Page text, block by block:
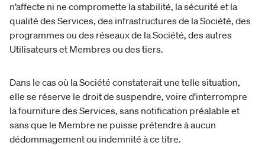
n’affecte ni ne compromette la stabilité, la sécurité et la
qualité des Services, des infrastructures de la Société, des
programmes ou des réseaux de la Société, des autres
Utilisateurs et Membres ou des tiers.
Dans le cas où la Société constaterait une telle situation,
elle se réserve le droit de suspendre, voire d’interrompre
la fourniture des Services, sans notification préalable et
sans que le Membre ne puisse prétendre à aucun
dédommagement ou indemnité à ce titre.